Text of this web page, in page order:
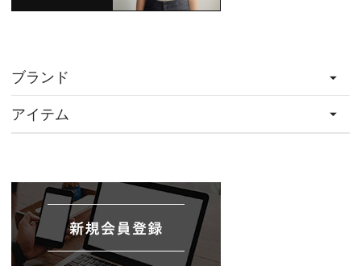
ブランド
アイテム